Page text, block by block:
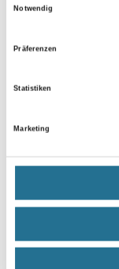
Notwendig
Präferenzen
Statistiken
Marketing
Produkteigenschaft
- Ideale
- Alkalibeständig